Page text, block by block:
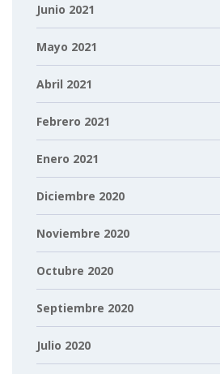
Junio 2021
Mayo 2021
Abril 2021
Febrero 2021
Enero 2021
Diciembre 2020
Noviembre 2020
Octubre 2020
Septiembre 2020
Julio 2020